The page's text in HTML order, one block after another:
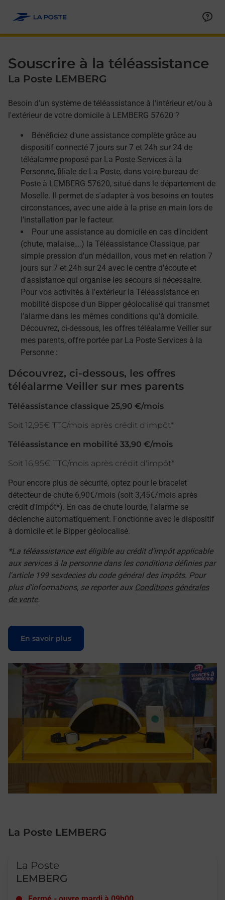
Souscrire à la téléassistance
La Poste LEMBERG
Besoin d'un système de téléassistance à l'intérieur et/ou à
l'extérieur de votre domicile à LEMBERG 57620 ?
Bénéficiez d'une assistance complète grâce au
dispositif connecté 7 jours sur 7 et 24h sur 24 de
téléalarme proposé par La Poste Services à la
Personne, filiale de La Poste, dans votre bureau de
Poste à LEMBERG 57620, situé dans le département de
Moselle. Il permet de s'adapter à vos besoins en toutes
circonstances, avec une aide à la prise en main lors de
l'installation par le facteur.
Pour une assistance au domicile en cas d'incident
(chute, malaise,…) la Téléassistance Classique, par
simple pression d'un médaillon, vous met en relation 7
jours sur 7 et 24h sur 24 avec le centre d'écoute et
d'assistance qui organise les secours si nécessaire.
Pour vos activités à l'extérieur la Téléassistance en
mobilité dispose d'un Bipper géolocalisé qui transmet
l'alarme dans les mêmes conditions qu'à domicile.
Découvrez, ci-dessous, les offres téléalarme Veiller sur
mes parents, offre portée par La Poste Services à la
Personne :
Découvrez, ci-dessous, les offres
téléalarme Veiller sur mes parents
Téléassistance classique 25,90 €/mois
Soit 12,95€ TTC/mois après crédit d'impôt*
Téléassistance en mobilité 33,90 €/mois
Soit 16,95€ TTC/mois après crédit d'impôt*
Pour encore plus de sécurité, optez pour le bracelet
détecteur de chute 6,90€/mois (soit 3,45€/mois après
crédit d'impôt*). En cas de chute lourde, l'alarme se
déclenche automatiquement. Fonctionne avec le dispositif
à domicile et le Bipper géolocalisé.
*La téléassistance est éligible au crédit d'impôt applicable
aux services à la personne dans les conditions définies par
l'article 199 sexdecies du code général des impôts. Pour
plus d'informations, se reporter aux Conditions générales
de vente.
En savoir plus
Le lien s'ouvre dans un nouvel onglet
La Poste LEMBERG
La Poste
LEMBERG